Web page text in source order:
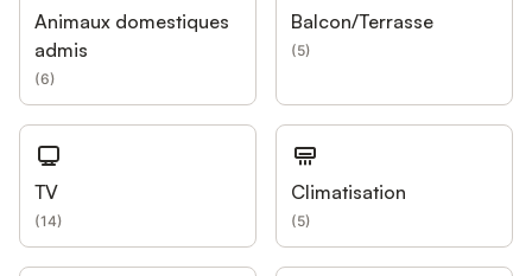
Animaux domestiques
admis
(6)
Balcon/Terrasse
(5)
TV
(14)
Climatisation
(5)